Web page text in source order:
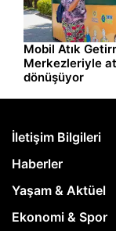
İhracatçılar KDV
iadesinde pozitif
ayrımcılık istiyor
İletişim Bilgileri
Haberler
Yaşam & Aktüel
Ekonomi & Spor